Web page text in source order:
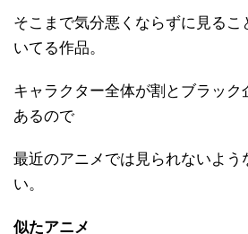
そこまで気分悪くならずに見るこ
いてる作品。
キャラクター全体が割とブラック
あるので
最近のアニメでは見られないよう
い。
似たアニメ